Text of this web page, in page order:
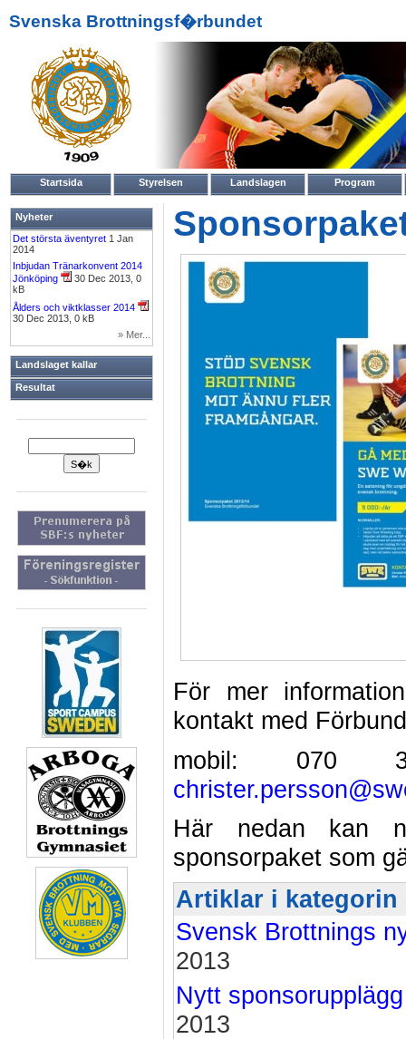
Svenska Brottningsf�rbundet
Startsida Styrelsen Landslagen Program
Nyheter
Det största äventyret 1 Jan
2014
Inbjudan Tränarkonvent 2014
Jönköping
30 Dec 2013, 0
kB
Ålders och viktklasser 2014
30 Dec 2013, 0 kB
» Mer...
Landslaget kallar
Resultat
För mer
kontakt med
mobil: 070
Här nedan kan
sponsorpaket som
Artiklar i kategorin
Svensk Brottnings
2013
Nytt
2013